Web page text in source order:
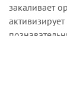
закаливает
чтобы